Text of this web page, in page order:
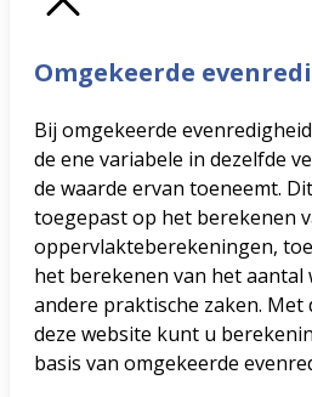
Omgekeerde
Bij omgekeerde
de ene variabele in dezelfde
de waarde ervan toeneemt.
toegepast op het berekenen
oppervlakteberekeningen,
het berekenen van het aantal
andere praktische zaken. Met
deze website kunt u
basis van omgekeerde